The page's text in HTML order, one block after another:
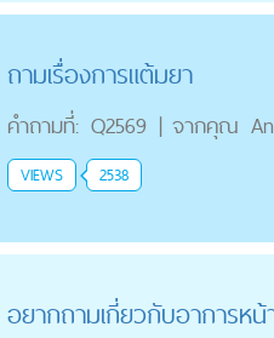
ถามเรื่องการแต้มยา
คำถามที่: Q2569 | จากคุณ
VIEWS 2538
อยากถามเกี่ยวกับอาการห